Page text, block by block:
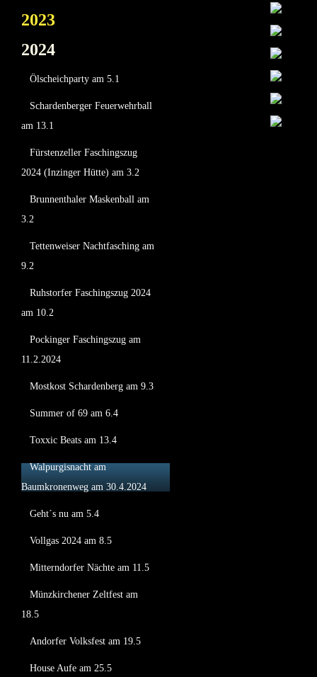
2023
2024
Ölscheichparty am 5.1
Schardenberger Feuerwehrball
am 13.1
Fürstenzeller Faschingszug
2024 (Inzinger Hütte) am 3.2
Brunnenthaler Maskenball am
3.2
Tettenweiser Nachtfasching am
9.2
Ruhstorfer Faschingszug 2024
am 10.2
Pockinger Faschingszug am
11.2.2024
Mostkost Schardenberg am 9.3
Summer of 69 am 6.4
Toxxic Beats am 13.4
Walpurgisnacht am
Baumkronenweg am 30.4.2024
Geht´s nu am 5.4
Vollgas 2024 am 8.5
Mitterndorfer Nächte am 11.5
Münzkirchener Zeltfest am
18.5
Andorfer Volksfest am 19.5
House Aufe am 25.5